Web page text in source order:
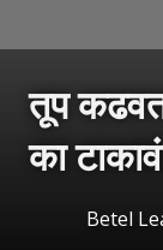
तूप
का
Betel